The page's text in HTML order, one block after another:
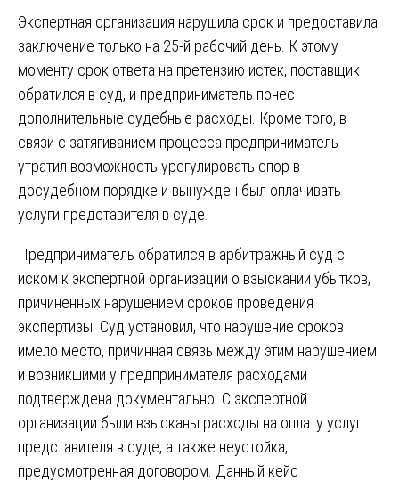
Экспертная организация нарушила срок и предоставила
заключение только на 25-й рабочий день. К этому
моменту срок ответа на претензию истек, поставщик
обратился в суд, и предприниматель понес
дополнительные судебные расходы. Кроме того, в
связи с затягиванием процесса предприниматель
утратил возможность урегулировать спор в
досудебном порядке и вынужден был оплачивать
услуги представителя в суде.
Предприниматель обратился в арбитражный суд с
иском к экспертной организации о взыскании убытков,
причиненных нарушением сроков проведения
экспертизы. Суд установил, что нарушение сроков
имело место, причинная связь между этим нарушением
и возникшими у предпринимателя расходами
подтверждена документально. С экспертной
организации были взысканы расходы на оплату услуг
представителя в суде, а также неустойка,
предусмотренная договором. Данный кейс